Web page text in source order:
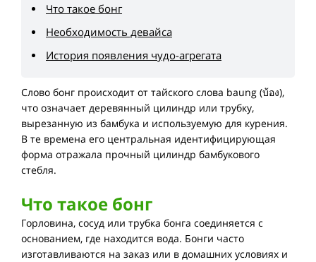
Что такое бонг
Необходимость девайса
История появления чудо-агрегата
Слово бонг происходит от тайского слова baung (บ้อง),
что означает деревянный цилиндр или трубку,
вырезанную из бамбука и используемую для курения.
В те времена его центральная идентифицирующая
форма отражала прочный цилиндр бамбукового
стебля.
Что такое бонг
Горловина, сосуд или трубка бонга соединяется с
основанием, где находится вода. Бонги часто
изготавливаются на заказ или в домашних условиях и